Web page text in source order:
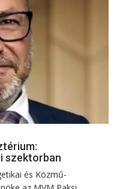
szektorban
és Közmű-